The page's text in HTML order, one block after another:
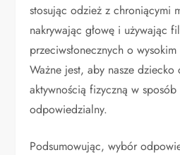
stosując odzież z chroniącymi
nakrywając głowę i używając
przeciwsłonecznych o
Ważne jest, aby nasze dziecko
aktywnością fizyczną w
odpowiedzialny.
Podsumowując, wybór